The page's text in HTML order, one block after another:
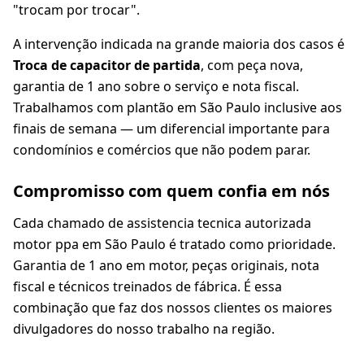
"trocam por trocar".
A intervenção indicada na grande maioria dos casos é
Troca de capacitor de partida, com peça nova,
garantia de 1 ano sobre o serviço e nota fiscal.
Trabalhamos com plantão em São Paulo inclusive aos
finais de semana — um diferencial importante para
condomínios e comércios que não podem parar.
Compromisso com quem confia em nós
Cada chamado de assistencia tecnica autorizada
motor ppa em São Paulo é tratado como prioridade.
Garantia de 1 ano em motor, peças originais, nota
fiscal e técnicos treinados de fábrica. É essa
combinação que faz dos nossos clientes os maiores
divulgadores do nosso trabalho na região.